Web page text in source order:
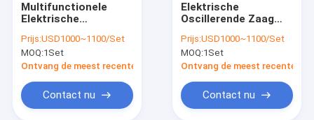
Multifunctionele
Elektrische
voor Handbeen S-
1011
Prijs:USD1000~1100/Set
MOQ:1Set
Ontvang de meest recente Prijs
Contact nu
Elektrische
Oscillerende Zaag
van het handbeen
Prijs:USD1000~1100/Set
MOQ:1Set
Ontvang de meest recente
Contact nu